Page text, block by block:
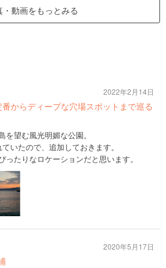
・動画をもっとみる
からディープな穴場スポットまで巡る
望む風光明媚な公園。
いたので、追加しておきます。
ったりなロケーションだと思います。
2022年2月14日
2020年5月17日